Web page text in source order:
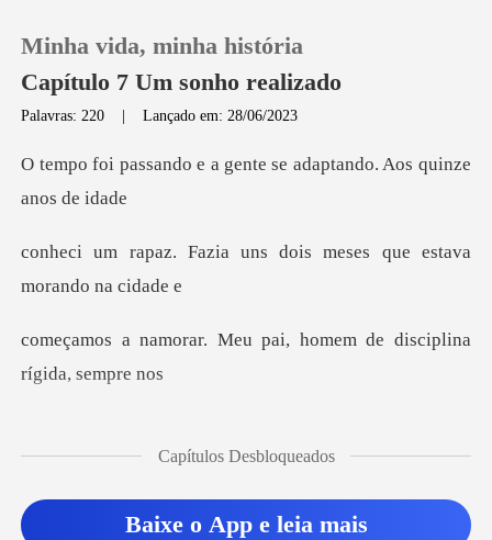
0
Histórico
Sair
Minha vida, minha história
Capítulo 7 Um sonho realizado
Palavras: 220 |Lançado em: 28/06/2023
a gente se adaptando. A
uns dois meses que est
u pai, homem de discipl
Capítulos Desbloqueados
Baixe o App e leia mais